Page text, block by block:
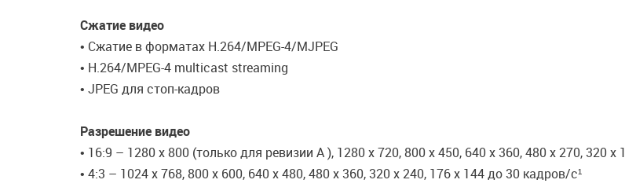
Сжатие видео
• Сжатие в форматах H.264/MPEG-4/MJPEG
• H.264/MPEG-4 multicast streaming
• JPEG для стоп-кадров
Разрешение видео
• 16:9 – 1280 x 800 (только для ревизии А ), 1280 x 720, 800 x 450, 640 x 360, 480 x 270, 320
• 4:3 – 1024 x 768, 800 x 600, 640 x 480, 480 x 360, 320 x 240, 176 x 144 до 30 кадров/с¹